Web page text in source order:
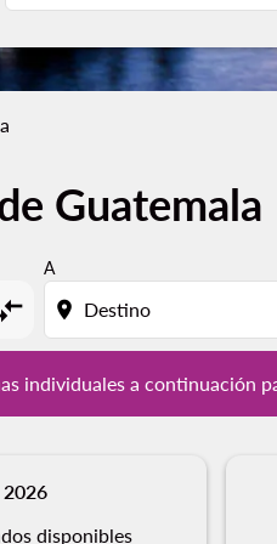
Guatemala
A
location_on
individuales a continuación
individuales a
2026
disponibles